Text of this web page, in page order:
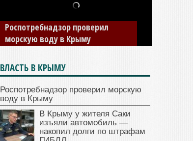
Роспотребнадзор проверил
морскую воду в Крыму
ВЛАСТЬ В КРЫМУ
Роспотребнадзор проверил морскую
воду в Крыму
В Крыму у жителя Саки
изъяли автомобиль —
накопил долги по штрафам